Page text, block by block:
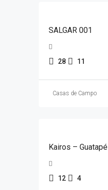
SALGAR 001
28 11
Casas de Campo
Kairos – Guatapé
12 4